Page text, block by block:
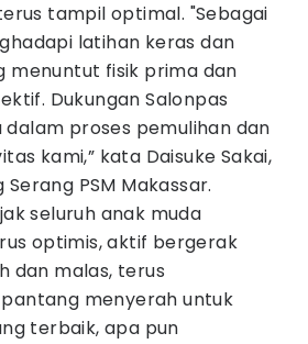
tampil optimal. "Sebagai
latihan keras dan
menuntut fisik prima dan
Dukungan Salonpas
proses pemulihan dan
kami,” kata Daisuke Sakai,
PSM Makassar.
seluruh anak muda
optimis, aktif bergerak
dan malas, terus
menyerah untuk
terbaik, apa pun